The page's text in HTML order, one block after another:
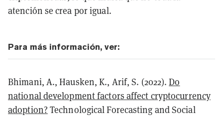
atención se crea por igual.
Para más información, ver:
Bhimani, A., Hausken, K., Arif, S. (2022).Do
national development factors affect cryptocurrency
adoption? Technological Forecasting and Social